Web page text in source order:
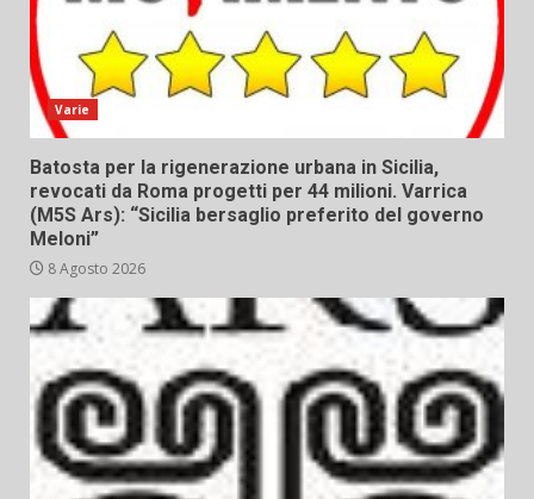
Varie
Batosta per la rigenerazione urbana in Sicilia,
revocati da Roma progetti per 44 milioni. Varrica
(M5S Ars): “Sicilia bersaglio preferito del governo
Meloni”
8 Agosto 2026